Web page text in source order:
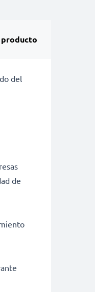
del
de